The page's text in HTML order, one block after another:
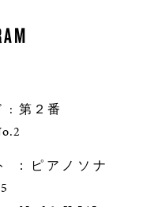
: 第２番
：ピアノソナ